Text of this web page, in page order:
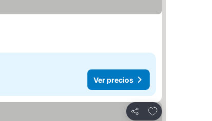
Ver precios
Compartir
Añadir a favoritos